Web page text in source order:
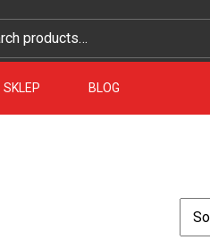
SKLEP BLOG